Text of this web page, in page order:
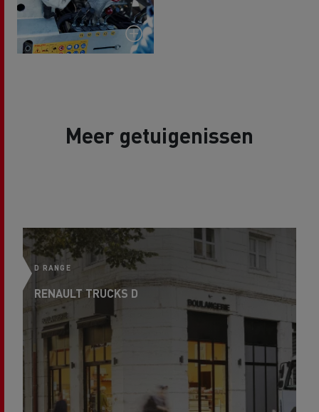
Meer getuigenissen
D RANGE
RENAULT TRUCKS D